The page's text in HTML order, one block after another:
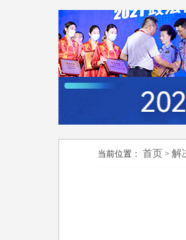
当前位置： 首页 > 解